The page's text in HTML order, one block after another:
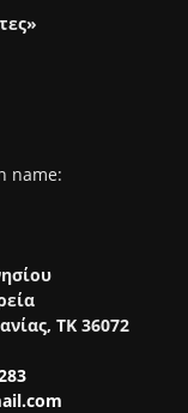
name:
ΤΚ 36072